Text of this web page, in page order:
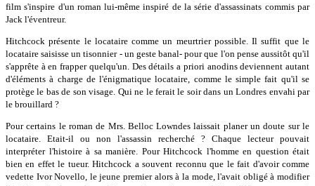
film s'inspire d'un roman lui-même inspiré de la série d'assassinats commis par
Jack l'éventreur.
Hitchcock présente le locataire comme un meurtrier possible. Il suffit que le
locataire saisisse un tisonnier - un geste banal- pour que l'on pense aussitôt qu'il
s'apprête à en frapper quelqu'un. Des détails a priori anodins deviennent autant
d'éléments à charge de l'énigmatique locataire, comme le simple fait qu'il se
protège le bas de son visage. Qui ne le ferait le soir dans un Londres envahi par
le brouillard ?
Pour certains le roman de Mrs. Belloc Lowndes laissait planer un doute sur le
locataire. Etait-il ou non l'assassin recherché ? Chaque lecteur pouvait
interpréter l'histoire à sa manière. Pour Hitchcock l'homme en question était
bien en effet le tueur. Hitchcock a souvent reconnu que le fait d'avoir comme
vedette Ivor Novello, le jeune premier alors à la mode, l'avait obligé à modifier